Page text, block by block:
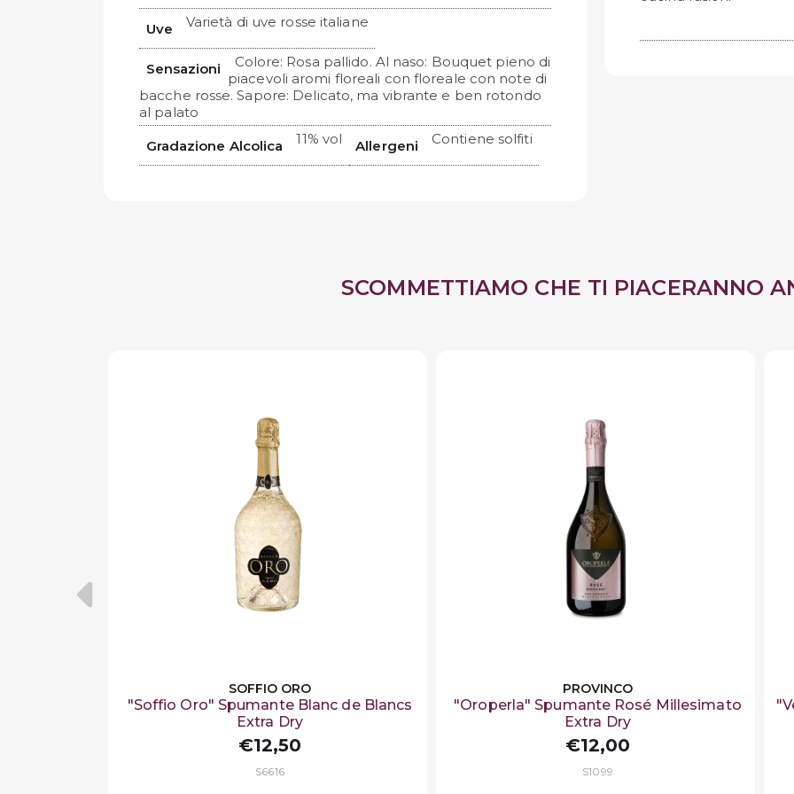
Uve Varietà di uve rosse italiane
Sensazioni
Colore: Rosa pallido. Al naso: Bouquet pieno di
piacevoli aromi floreali con floreale con note di
bacche rosse. Sapore: Delicato, ma vibrante e ben rotondo
al palato
Gradazione Alcolica
11% vol Allergeni Contiene solfiti
SCOMMETTIAMO CHE TI PIACERANNO
SOFFIO ORO
"Soffio Oro" Spumante Blanc de Blancs
Extra Dry
€12,50
S6616
PROVINCO
"Oroperla" Spumante Rosé Millesimato
Extra Dry
€12,00
S1099